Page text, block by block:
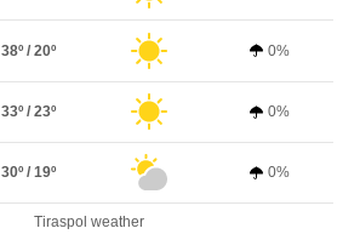
38º / 20º 0%
33º / 23º 0%
30º / 19º 0%
Tiraspol weather